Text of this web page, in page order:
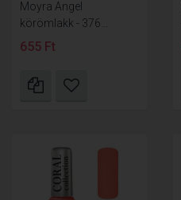
Moyra Angel
körömlakk - 376...
655 Ft